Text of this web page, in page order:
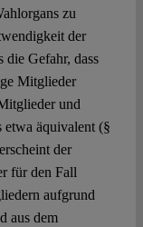
zu
der
die Gefahr, dass
Mitglieder
und
etwa äquivalent (§
der
für den Fall
aufgrund
aus dem